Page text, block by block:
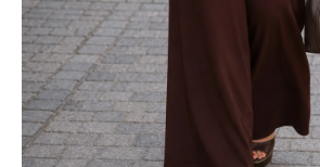
a
j
í
t
?